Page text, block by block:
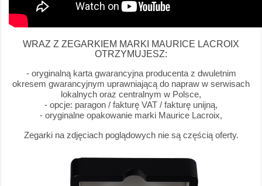
WRAZ Z ZEGARKIEM MARKI MAURICE LACROIX
OTRZYMUJESZ:
- oryginalną karta gwarancyjna producenta z dwuletnim
okresem gwarancyjnym uprawniającą do napraw w serwisach
lokalnych oraz centralnym w Polsce,
- opcje: paragon / fakturę VAT / fakturę unijną,
- oryginalne opakowanie marki Maurice Lacroix,
Zegarki na zdjęciach poglądowych nie są częścią oferty.